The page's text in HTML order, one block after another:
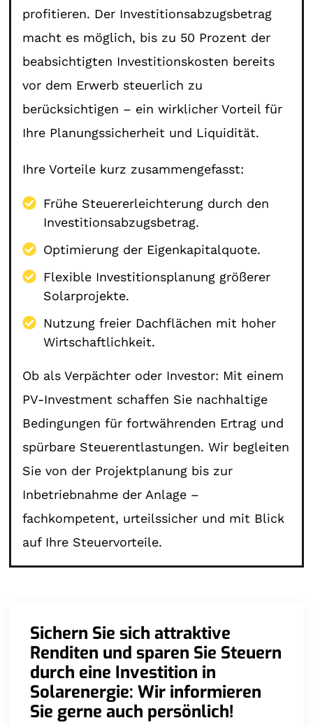
profitieren. Der Investitionsabzugsbetrag
macht es möglich, bis zu 50 Prozent der
beabsichtigten Investitionskosten bereits
vor dem Erwerb steuerlich zu
berücksichtigen – ein wirklicher Vorteil für
Ihre Planungssicherheit und Liquidität.
Ihre Vorteile kurz zusammengefasst:
Frühe Steuererleichterung durch den
Investitionsabzugsbetrag.
Optimierung der Eigenkapitalquote.
Flexible Investitionsplanung größerer
Solarprojekte.
Nutzung freier Dachflächen mit hoher
Wirtschaftlichkeit.
Ob als Verpächter oder Investor: Mit einem
PV-Investment schaffen Sie nachhaltige
Bedingungen für fortwährenden Ertrag und
spürbare Steuerentlastungen. Wir begleiten
Sie von der Projektplanung bis zur
Inbetriebnahme der Anlage –
fachkompetent, urteilssicher und mit Blick
auf Ihre Steuervorteile.
Sichern Sie sich attraktive
Renditen und sparen Sie Steuern
durch eine Investition in
Solarenergie: Wir informieren
Sie gerne auch persönlich!